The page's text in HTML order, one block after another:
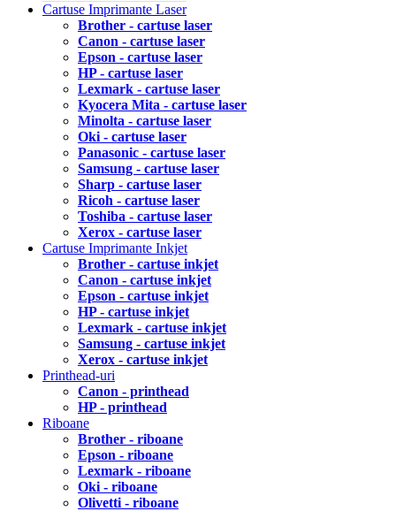
Cartuse Imprimante Laser
Brother - cartuse laser
Canon - cartuse laser
Epson - cartuse laser
HP - cartuse laser
Lexmark - cartuse laser
Kyocera Mita - cartuse laser
Minolta - cartuse laser
Oki - cartuse laser
Panasonic - cartuse laser
Samsung - cartuse laser
Sharp - cartuse laser
Ricoh - cartuse laser
Toshiba - cartuse laser
Xerox - cartuse laser
Cartuse Imprimante Inkjet
Brother - cartuse inkjet
Canon - cartuse inkjet
Epson - cartuse inkjet
HP - cartuse inkjet
Lexmark - cartuse inkjet
Samsung - cartuse inkjet
Xerox - cartuse inkjet
Printhead-uri
Canon - printhead
HP - printhead
Riboane
Brother - riboane
Epson - riboane
Lexmark - riboane
Oki - riboane
Olivetti - riboane